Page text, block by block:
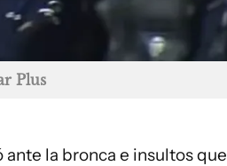
Plus
la bronca e insultos que